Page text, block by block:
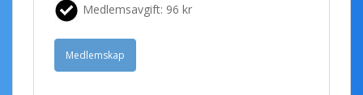
Medlemsavgift: 96 kr
Medlemskap